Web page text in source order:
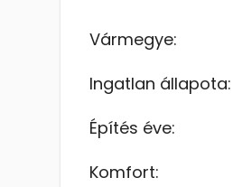
Vármegye:
Ingatlan állapota:
Építés éve:
Komfort: